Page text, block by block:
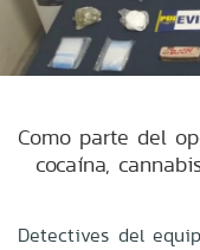
Como parte del
cocaína,
Detectives del